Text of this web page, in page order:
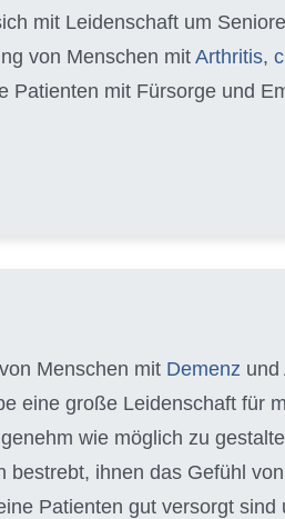
mit Leidenschaft um
von Menschen mitArthritis,
Patienten mit Fürsorge und
von Menschen mit Demenz und
eine große Leidenschaft für
wie möglich zu
ihnen das Gefühl
Patienten gut versorgt sind